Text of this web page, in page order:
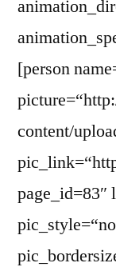
[person
content/
page_id=83″